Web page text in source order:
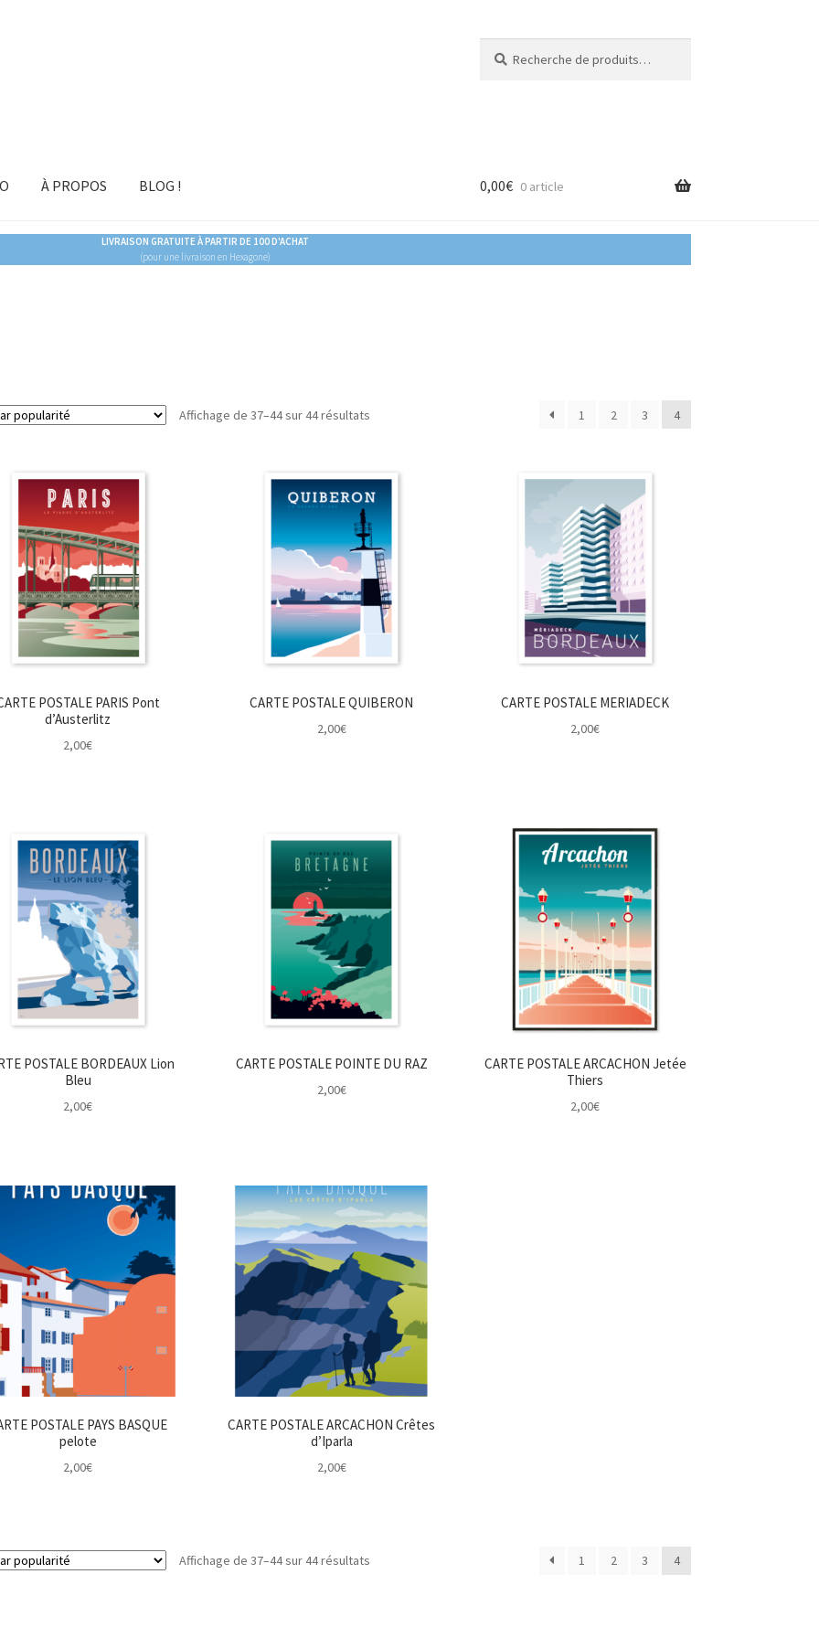
pour :
À PROPOS BLOG ! 0,00€ 0 article
LIVRAISON GRATUITE À PARTIR DE 100 D'ACHAT
(pour une livraison en Hexagone)
Affichage de 37–44 sur 44 résultatsTrié
1 2 3 4
POSTALE PARIS Pont
d’Austerlitz
2,00€
CARTE POSTALE QUIBERON
2,00€
CARTE POSTALE MERIADECK
2,00€
POSTALE BORDEAUX Lion
Bleu
2,00€
CARTE POSTALE POINTE DU RAZ
2,00€
CARTE POSTALE ARCACHON Jetée
Thiers
2,00€
POSTALE PAYS BASQUE
pelote
2,00€
CARTE POSTALE ARCACHON Crêtes
d’Iparla
2,00€
Affichage de 37–44 sur 44 résultatsTrié
1 2 3 4